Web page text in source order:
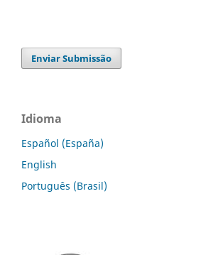
Enviar Submissão
Idioma
Español (España)
English
Português (Brasil)